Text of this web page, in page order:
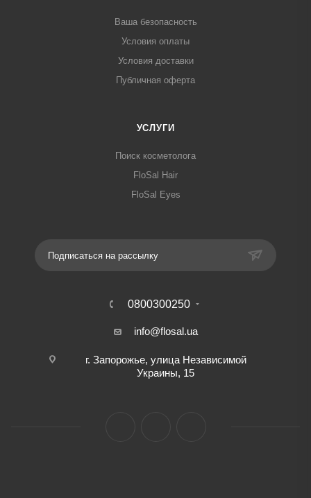
Ваша безопасность
Условия оплаты
Условия доставки
Публичная оферта
УСЛУГИ
Поиск косметолога
FloSal Hair
FloSal Eyes
Подписаться на рассылку
0800300250
info@flosal.ua
г. Запорожье, улица Независимой
Украины, 15